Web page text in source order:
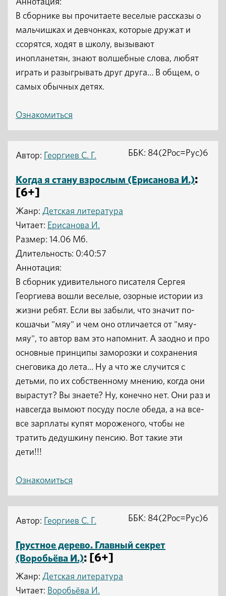
Аннотация:
В сборнике вы прочитаете веселые рассказы о
мальчишках и девчонках, которые дружат и
ссорятся, ходят в школу, вызывают
инопланетян, знают волшебные слова, любят
играть и разыгрывать друг друга… В общем, о
самых обычных детях.
Ознакомиться
Автор: Георгиев С. Г.
Когда я стану взрослым (Ерисанова И.):
[6+]
Жанр: Детская литература
Читает: Ерисанова И.
ББК: 84(2Рос=Рус)6
Размер: 14.06 Мб.
Длительность: 0:40:57
Аннотация:
В сборник удивительного писателя Сергея
Георгиева вошли веселые, озорные истории из
жизни ребят. Если вы забыли, что значит по-
кошачьи "мяу" и чем оно отличается от "мяу-
мяу", то автор вам это напомнит. А заодно и про
основные принципы заморозки и сохранения
снеговика до лета… Ну а что же случится с
детьми, по их собственному мнению, когда они
вырастут? Вы знаете? Ну, конечно нет. Они раз и
навсегда вымоют посуду после обеда, а на все-
все зарплаты купят мороженого, чтобы не
тратить дедушкину пенсию. Вот такие эти
дети!!!
Ознакомиться
Автор: Георгиев С. Г.
Грустное дерево. Главный секрет
(Воробьёва И.): [6+]
Жанр: Детская литература
Читает: Воробьёва И.
ББК: 84(2Рос=Рус)6